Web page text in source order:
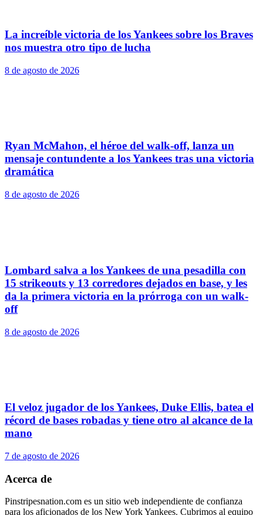
La increíble victoria de los Yankees sobre los Braves
nos muestra otro tipo de lucha
8 de agosto de 2026
Ryan McMahon, el héroe del walk-off, lanza un
mensaje contundente a los Yankees tras una victoria
dramática
8 de agosto de 2026
Lombard salva a los Yankees de una pesadilla con
15 strikeouts y 13 corredores dejados en base, y les
da la primera victoria en la prórroga con un walk-
off
8 de agosto de 2026
El veloz jugador de los Yankees, Duke Ellis, batea el
récord de bases robadas y tiene otro al alcance de la
mano
7 de agosto de 2026
Acerca de
Pinstripesnation.com es un sitio web independiente de confianza
para los aficionados de los New York Yankees. Cubrimos al equipo